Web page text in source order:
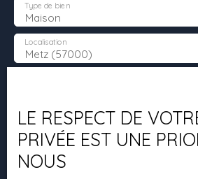
Accueil Acheter Louer Vendre
Maison
Type de bien
Metz (57000)
Localisation
Surface min (m²)
LE RESPECT DE
PRIVÉE EST UNE
NOUS